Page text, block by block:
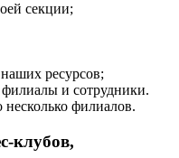
секции;
ресурсов;
и сотрудники.
филиалов.
клубов,